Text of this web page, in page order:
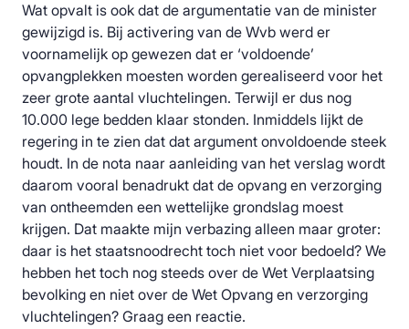
Wat opvalt is ook dat de argumentatie van de minister
gewijzigd is. Bij activering van de Wvb werd er
voornamelijk op gewezen dat er ‘voldoende’
opvangplekken moesten worden gerealiseerd voor het
zeer grote aantal vluchtelingen. Terwijl er dus nog
10.000 lege bedden klaar stonden. Inmiddels lijkt de
regering in te zien dat dat argument onvoldoende steek
houdt. In de nota naar aanleiding van het verslag wordt
daarom vooral benadrukt dat de opvang en verzorging
van ontheemden een wettelijke grondslag moest
krijgen. Dat maakte mijn verbazing alleen maar groter:
daar is het staatsnoodrecht toch niet voor bedoeld? We
hebben het toch nog steeds over de Wet Verplaatsing
bevolking en niet over de Wet Opvang en verzorging
vluchtelingen? Graag een reactie.